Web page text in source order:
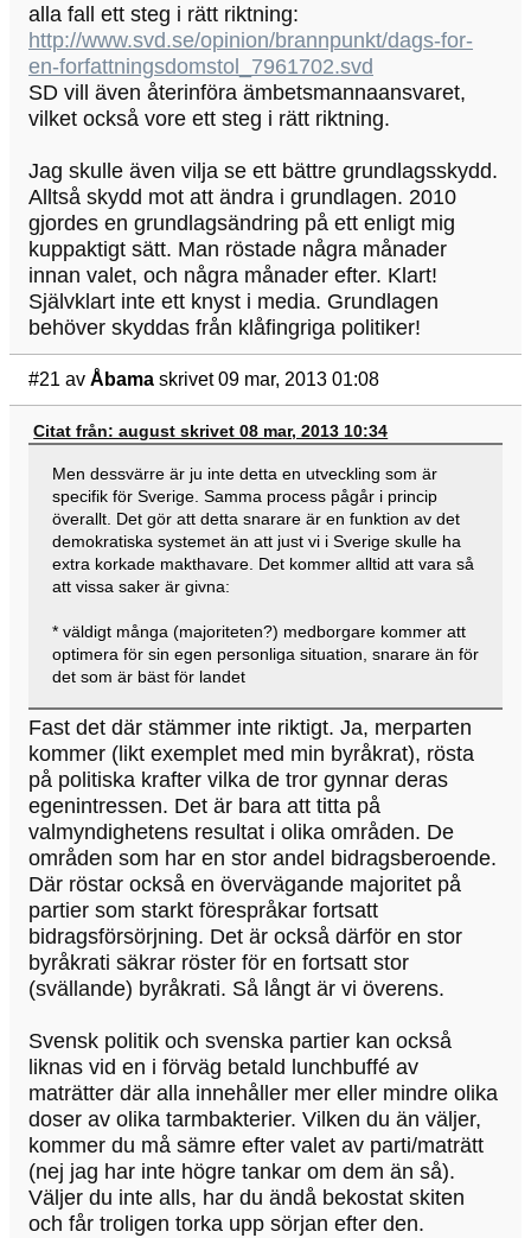
alla fall ett steg i rätt riktning:
http://www.svd.se/opinion/brannpunkt/dags-for-
en-forfattningsdomstol_7961702.svd
SD vill även återinföra ämbetsmannaansvaret,
vilket också vore ett steg i rätt riktning.
Jag skulle även vilja se ett bättre grundlagsskydd.
Alltså skydd mot att ändra i grundlagen. 2010
gjordes en grundlagsändring på ett enligt mig
kuppaktigt sätt. Man röstade några månader
innan valet, och några månader efter. Klart!
Självklart inte ett knyst i media. Grundlagen
behöver skyddas från klåfingriga politiker!
#21 av Åbama skrivet 09 mar, 2013 01:08
Citat från: august skrivet 08 mar, 2013 10:34
Men dessvärre är ju inte detta en utveckling som är
specifik för Sverige. Samma process pågår i princip
överallt. Det gör att detta snarare är en funktion av det
demokratiska systemet än att just vi i Sverige skulle ha
extra korkade makthavare. Det kommer alltid att vara så
att vissa saker är givna:
* väldigt många (majoriteten?) medborgare kommer att
optimera för sin egen personliga situation, snarare än för
det som är bäst för landet
Fast det där stämmer inte riktigt. Ja, merparten
kommer (likt exemplet med min byråkrat), rösta
på politiska krafter vilka de tror gynnar deras
egenintressen. Det är bara att titta på
valmyndighetens resultat i olika områden. De
områden som har en stor andel bidragsberoende.
Där röstar också en övervägande majoritet på
partier som starkt förespråkar fortsatt
bidragsförsörjning. Det är också därför en stor
byråkrati säkrar röster för en fortsatt stor
(svällande) byråkrati. Så långt är vi överens.
Svensk politik och svenska partier kan också
liknas vid en i förväg betald lunchbuffé av
maträtter där alla innehåller mer eller mindre olika
doser av olika tarmbakterier. Vilken du än väljer,
kommer du må sämre efter valet av parti/maträtt
(nej jag har inte högre tankar om dem än så).
Väljer du inte alls, har du ändå bekostat skiten
och får troligen torka upp sörjan efter den.